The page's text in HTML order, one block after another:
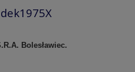
Bolesławiec.